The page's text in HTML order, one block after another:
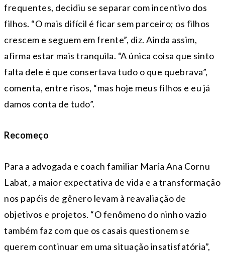
frequentes, decidiu se separar com incentivo dos
filhos. “O mais difícil é ficar sem parceiro; os filhos
crescem e seguem em frente”, diz. Ainda assim,
afirma estar mais tranquila. “A única coisa que sinto
falta dele é que consertava tudo o que quebrava”,
comenta, entre risos, “mas hoje meus filhos e eu já
damos conta de tudo”.
Recomeço
Para a advogada e coach familiar María Ana Cornu
Labat, a maior expectativa de vida e a transformação
nos papéis de gênero levam à reavaliação de
objetivos e projetos. “O fenômeno do ninho vazio
também faz com que os casais questionem se
querem continuar em uma situação insatisfatória”,